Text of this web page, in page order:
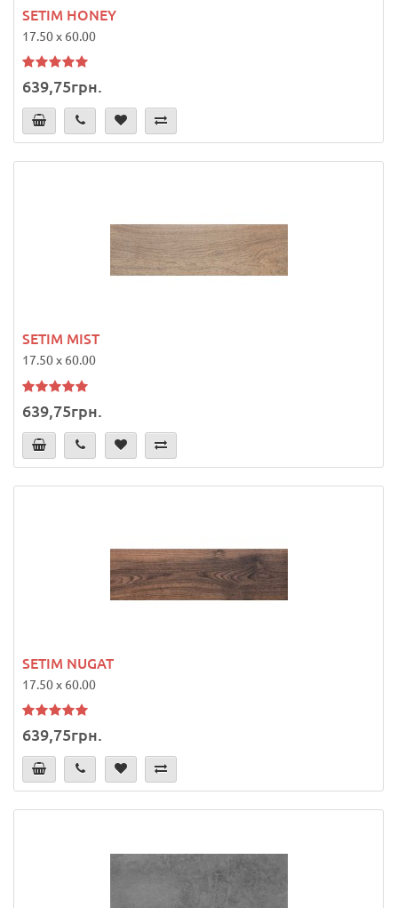
SETIM HONEY
17.50 x 60.00
639,75грн.
SETIM MIST
17.50 x 60.00
639,75грн.
SETIM NUGAT
17.50 x 60.00
639,75грн.